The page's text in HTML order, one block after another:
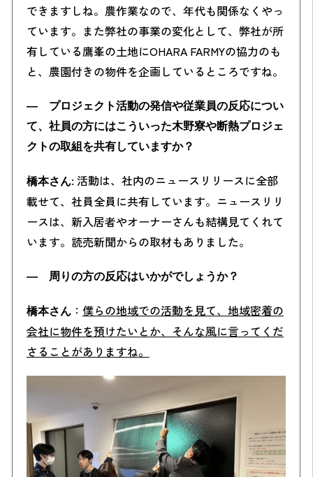
できますしね。農作業なので、年代も関係なくやっ
ています。 また弊社の事業の変化として、弊社が所
有している鷹峯の土地にOHARA FARMYの協力のも
と、農園付きの物件を企画しているところですね。
― プロジェクト活動の発信や従業員の反応につい
て、社員の方にはこういった木野寮や断熱プロジェ
クトの取組を共有していますか？
橋本さん: 活動は、社内のニュースリリースに全部
載せて、社員全員に共有しています。ニュースリリ
ースは、新入居者やオーナーさんも結構見てくれて
います。読売新聞からの取材もありました。
― 周りの方の反応はいかがでしょうか？
橋本さん： 僕らの地域での活動を見て、地域密着の
会社に物件を預けたいとか、そんな風に言ってくだ
さることがありますね。